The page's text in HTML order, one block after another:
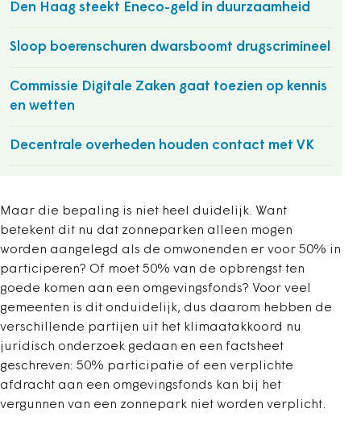
Den Haag steekt Eneco-geld in duurzaamheid
Sloop boerenschuren dwarsboomt drugscrimineel
Commissie Digitale Zaken gaat toezien op kennis
en wetten
Decentrale overheden houden contact met VK
Maar die bepaling is niet heel duidelijk. Want
betekent dit nu dat zonneparken alleen mogen
worden aangelegd als de omwonenden er voor 50% in
participeren? Of moet 50% van de opbrengst ten
goede komen aan een omgevingsfonds? Voor veel
gemeenten is dit onduidelijk, dus daarom hebben de
verschillende partijen uit het klimaatakkoord nu
juridisch onderzoek gedaan en een factsheet
geschreven: 50% participatie of een verplichte
afdracht aan een omgevingsfonds kan bij het
vergunnen van een zonnepark niet worden verplicht.